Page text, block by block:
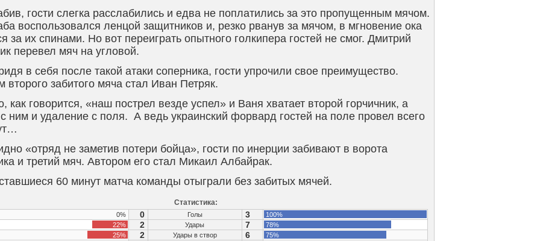
гости слегка расслабились и едва не поплатились за это пропущенным мячом.
воспользовался ленцой защитников и, резко рванув за мячом, в мгновение ока
за их спинами. Но вот переиграть опытного голкипера гостей не смог. Дмитрий
перевел мяч на угловой.
в себя после такой атаки соперника, гости упрочили свое преимущество.
второго забитого мяча стал Иван Петряк.
как говорится, «наш пострел везде успел» и Ваня хватает второй горчичник, а
ним и удаление с поля. А ведь украинский форвард гостей на поле провел всего
«отряд не заметив потери бойца», гости по инерции забивают в ворота
и третий мяч. Автором его стал Микаил Албайрак.
60 минут матча команды отыграли без забитых мячей.
Статистика:
0% 0 Голы 3
100%
22%
2 Удары 7
78%
25%
2 Удары в створ 6
75%